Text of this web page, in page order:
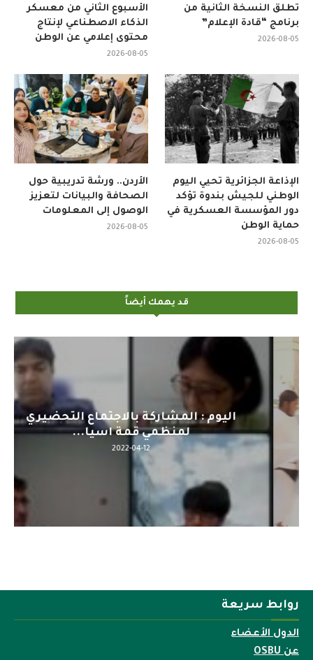
الأسبوع الثاني من معسكر
الذكاء الاصطناعي لإنتاج
محتوى إعلامي عن الوطن
2026-08-05
تطلق النسخة الثانية من
برنامج “قادة الإعلام”
2026-08-05
الأردن.. ورشة تدريبية حول
الصحافة والبيانات لتعزيز
الوصول إلى المعلومات
2026-08-05
الإذاعة الجزائرية تحيي اليوم
الوطني للجيش بندوة تؤكد
دور المؤسسة العسكرية في
حماية الوطن
2026-08-05
قد يهمك أيضاً
اليوم : المشاركة بالاجتماع التحضيري
لمنظمي قمة اسيا...
2022-04-12
روابط سريعة
الدول الأعضاء
عن OSBU